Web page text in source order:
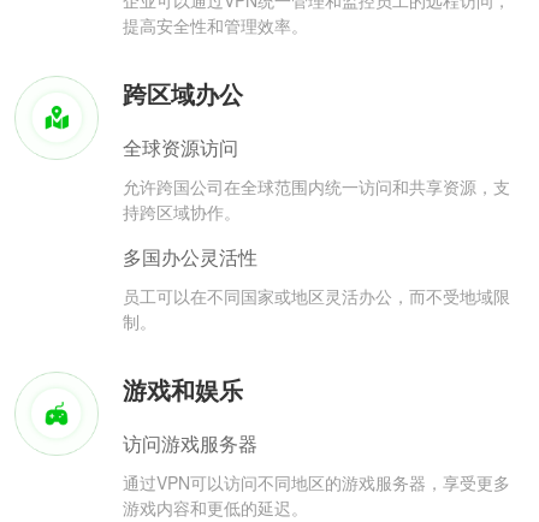
提高安全性和管理效率。
跨区域办公
全球资源访问
允许跨国公司在全球范围内统一访问和共享资源，支
持跨区域协作。
多国办公灵活性
员工可以在不同国家或地区灵活办公，而不受地域限
制。
游戏和娱乐
访问游戏服务器
通过VPN可以访问不同地区的游戏服务器，享受更多
游戏内容和更低的延迟。